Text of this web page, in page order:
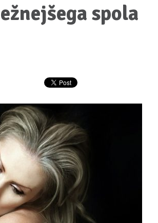
spola